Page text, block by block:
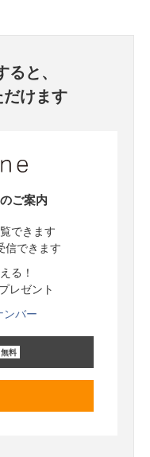
ると、
けます
のご案内
できます
信できます
る！
レゼント
ンバー
無料